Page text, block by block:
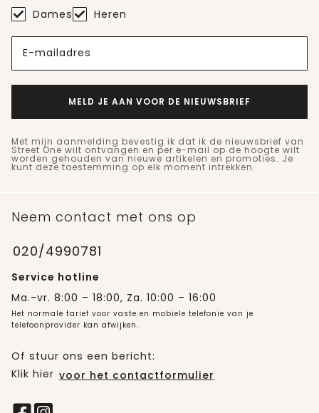
Dames Heren
E-mailadres
MELD JE AAN VOOR DE NIEUWSBRIEF
Met mijn aanmelding bevestig ik dat ik de nieuwsbrief van
Street One wilt ontvangen en per e-mail op de hoogte wilt
worden gehouden van nieuwe artikelen en promoties. Je
kunt deze toestemming op elk moment intrekken.
Neem contact met ons op
020/4990781
Service hotline
Ma.-vr. 8:00 – 18:00, Za. 10:00 – 16:00
Het normale tarief voor vaste en mobiele telefonie van je
telefoonprovider kan afwijken.
Of stuur ons een bericht:
Klik hier voor het contactformulier